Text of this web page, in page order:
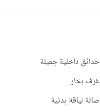
حدائق داخلية جميلة
غرف بخار
صالة لياقة بدنية